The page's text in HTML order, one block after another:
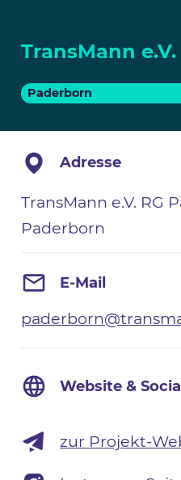
TransMann
Paderborn
Adresse
TransMann e.V. RG
Paderborn
E-Mail
Website &
zur Projekt-